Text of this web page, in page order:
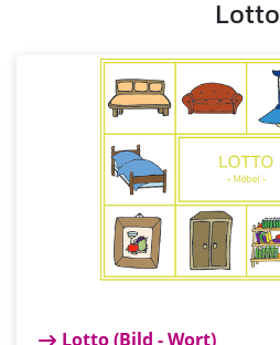
Lotto
Lotto (Bild - Wort)